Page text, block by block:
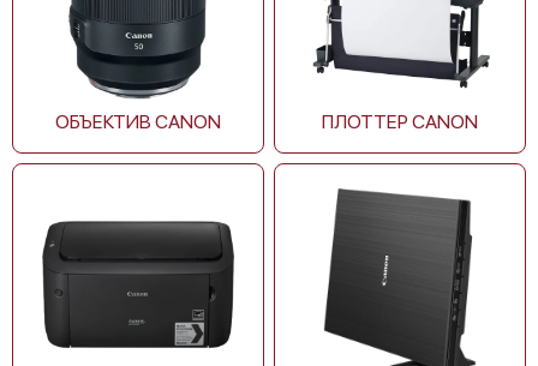
Canon imagePROGRAF TM-305 MFP Z36
Canon imagePROGRAF TM-355
ОБЪЕКТИВ CANON ПЛОТТЕР CANON